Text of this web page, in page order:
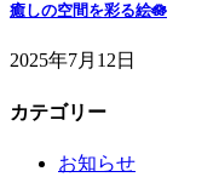
癒しの空間を彩る絵🪷
2025年7月12日
カテゴリー
お知らせ